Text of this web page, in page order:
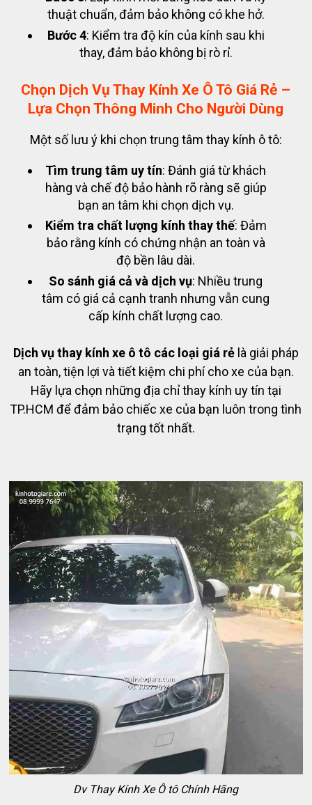
thuật chuẩn, đảm bảo không có khe hở.
Bước 4: Kiểm tra độ kín của kính sau khi
thay, đảm bảo không bị rò rỉ.
Chọn Dịch Vụ Thay Kính Xe Ô Tô Giá Rẻ –
Lựa Chọn Thông Minh Cho Người Dùng
Một số lưu ý khi chọn trung tâm thay kính ô tô:
Tìm trung tâm uy tín: Đánh giá từ khách
hàng và chế độ bảo hành rõ ràng sẽ giúp
bạn an tâm khi chọn dịch vụ.
Kiểm tra chất lượng kính thay thế: Đảm
bảo rằng kính có chứng nhận an toàn và
độ bền lâu dài.
So sánh giá cả và dịch vụ: Nhiều trung
tâm có giá cả cạnh tranh nhưng vẫn cung
cấp kính chất lượng cao.
Dịch vụ thay kính xe ô tô các loại giá rẻlà giải pháp
an toàn, tiện lợi và tiết kiệm chi phí cho xe của bạn.
Hãy lựa chọn những địa chỉ thay kính uy tín tại
TP.HCM để đảm bảo chiếc xe của bạn luôn trong tình
trạng tốt nhất.
Dv Thay Kính Xe Ô tô Chính Hãng